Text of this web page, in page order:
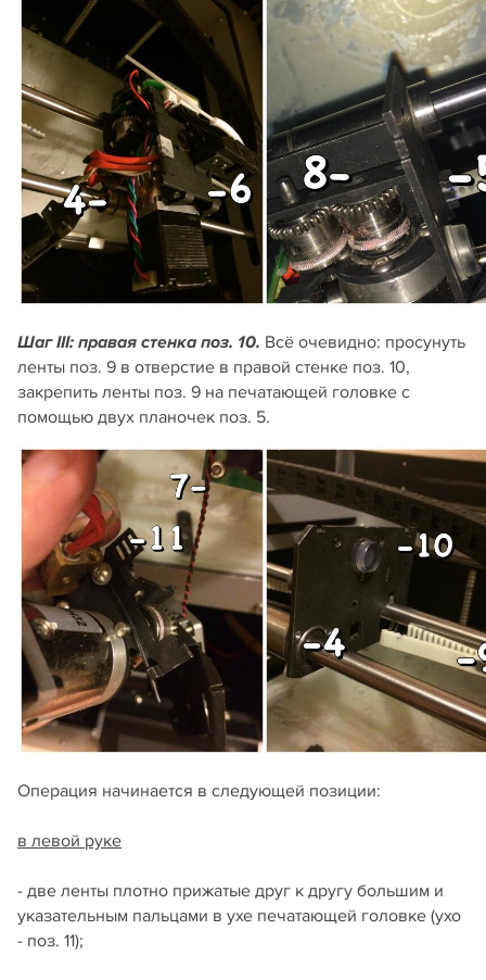
Шаг III: правая стенка поз. 10. Всё очевидно: просунуть
ленты поз. 9 в отверстие в правой стенке поз. 10,
закрепить ленты поз. 9 на печатающей головке с
помощью двух планочек поз. 5.
Операция начинается в следующей позиции:
в левой руке
- две ленты плотно прижатые друг к другу большим и
указательным пальцами в ухе печатающей головке (ухо
- поз. 11);